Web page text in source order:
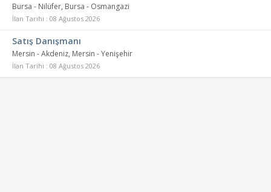
Bursa - Nilüfer, Bursa - Osmangazi
İlan Tarihi : 08 Ağustos 2026
Satış Danışmanı
Mersin - Akdeniz, Mersin - Yenişehir
İlan Tarihi : 08 Ağustos 2026